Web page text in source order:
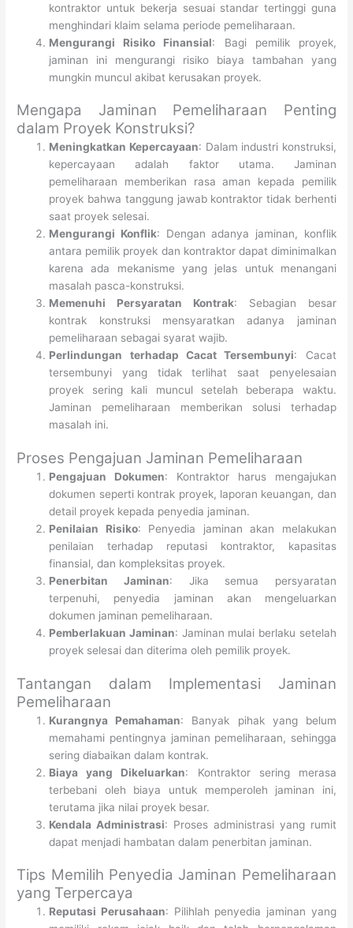
kontraktor untuk bekerja sesuai standar tertinggi guna
menghindari klaim selama periode pemeliharaan.
Mengurangi Risiko Finansial: Bagi pemilik proyek,
jaminan ini mengurangi risiko biaya tambahan yang
mungkin muncul akibat kerusakan proyek.
Mengapa Jaminan Pemeliharaan Penting
dalam Proyek Konstruksi?
Meningkatkan Kepercayaan: Dalam industri konstruksi,
kepercayaan adalah faktor utama. Jaminan
pemeliharaan memberikan rasa aman kepada pemilik
proyek bahwa tanggung jawab kontraktor tidak berhenti
saat proyek selesai.
Mengurangi Konflik: Dengan adanya jaminan, konflik
antara pemilik proyek dan kontraktor dapat diminimalkan
karena ada mekanisme yang jelas untuk menangani
masalah pasca-konstruksi.
Memenuhi Persyaratan Kontrak: Sebagian besar
kontrak konstruksi mensyaratkan adanya jaminan
pemeliharaan sebagai syarat wajib.
Perlindungan terhadap Cacat Tersembunyi: Cacat
tersembunyi yang tidak terlihat saat penyelesaian
proyek sering kali muncul setelah beberapa waktu.
Jaminan pemeliharaan memberikan solusi terhadap
masalah ini.
Proses Pengajuan Jaminan Pemeliharaan
Pengajuan Dokumen: Kontraktor harus mengajukan
dokumen seperti kontrak proyek, laporan keuangan, dan
detail proyek kepada penyedia jaminan.
Penilaian Risiko: Penyedia jaminan akan melakukan
penilaian terhadap reputasi kontraktor, kapasitas
finansial, dan kompleksitas proyek.
Penerbitan Jaminan: Jika semua persyaratan
terpenuhi, penyedia jaminan akan mengeluarkan
dokumen jaminan pemeliharaan.
Pemberlakuan Jaminan: Jaminan mulai berlaku setelah
proyek selesai dan diterima oleh pemilik proyek.
Tantangan dalam Implementasi Jaminan
Pemeliharaan
Kurangnya Pemahaman: Banyak pihak yang belum
memahami pentingnya jaminan pemeliharaan, sehingga
sering diabaikan dalam kontrak.
Biaya yang Dikeluarkan: Kontraktor sering merasa
terbebani oleh biaya untuk memperoleh jaminan ini,
terutama jika nilai proyek besar.
Kendala Administrasi: Proses administrasi yang rumit
dapat menjadi hambatan dalam penerbitan jaminan.
Tips Memilih Penyedia Jaminan Pemeliharaan
yang Terpercaya
Reputasi Perusahaan: Pilihlah penyedia jaminan yang